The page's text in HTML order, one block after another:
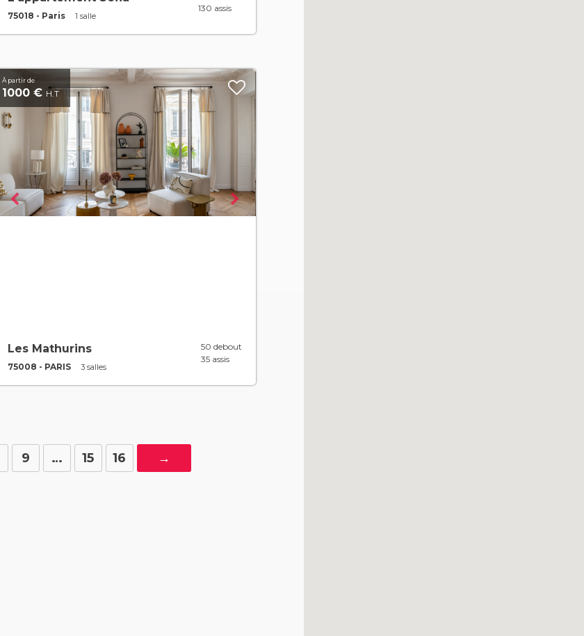
75018 - Paris 1 salle
130 assis
À partir de
1000 € H.T
Les Mathurins
75008 - PARIS 3 salles
50 debout
35 assis
9 … 15 16 →